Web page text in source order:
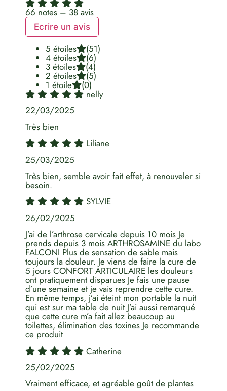
66 notes – 38 avis
Ecrire un avis
5 étoiles (51)
4 étoiles (6)
3 étoiles (4)
2 étoiles (5)
1 étoile (0)
nelly
22/03/2025
Très bien
Liliane
25/03/2025
Très bien, semble avoir fait effet, à renouveler si
besoin.
SYLVIE
26/02/2025
J’ai de l’arthrose cervicale depuis 10 mois Je
prends depuis 3 mois ARTHROSAMINE du labo
FALCONI Plus de sensation de sable mais
toujours la douleur. Je viens de faire la cure de
5 jours CONFORT ARTICULAIRE les douleurs
ont pratiquement disparues Je fais une pause
d’une semaine et je vais reprendre cette cure.
En même temps, j’ai éteint mon portable la nuit
qui est sur ma table de nuit J’ai aussi remarqué
que cette cure m’a fait allez beaucoup au
toilettes, élimination des toxines Je recommande
ce produit
Catherine
25/02/2025
Vraiment efficace, et agréable goût de plantes